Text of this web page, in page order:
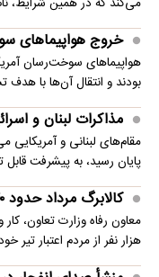
خروج هواپیماهای
هواپیماهای سوخت‌رسان
بودند و انتقال آن‌ها با
مذاکرات لبنان و
مقام‌های لبنانی و آمریکایی
پایان رسید، به پیشرفت
کالابرگ مرداد حدود ۴۰‌ میلیون نفر شارژ شد
هزار نفر از مردم اعتبار تیر